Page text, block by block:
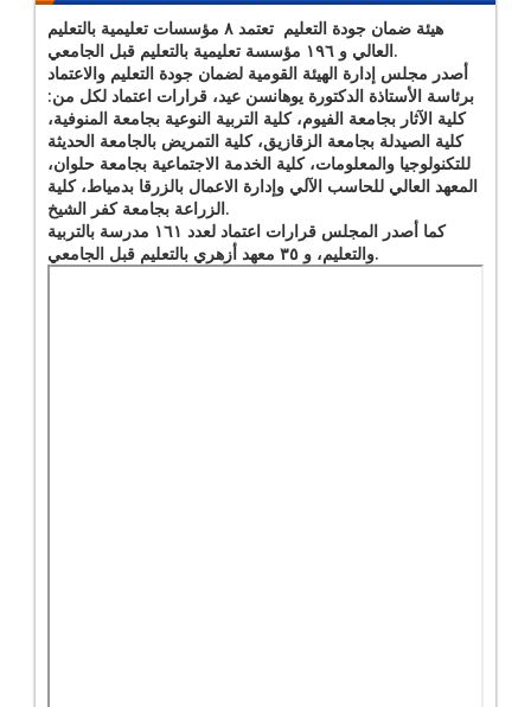
بالجامعة الحديثة
هيئة ضمان جودة التعليم تعتمد ٨ مؤسسات تعليمية بالتعليم
العالي و ١٩٦ مؤسسة تعليمية بالتعليم قبل الجامعي.
أصدر مجلس إدارة الهيئة القومية لضمان جودة التعليم والاعتماد
برئاسة الأستاذة الدكتورة يوهانسن عيد، قرارات اعتماد لكل من:
كلية الآثار بجامعة الفيوم، كلية التربية النوعية بجامعة المنوفية،
كلية الصيدلة بجامعة الزقازيق، كلية التمريض بالجامعة الحديثة
للتكنولوجيا والمعلومات، كلية الخدمة الاجتماعية بجامعة حلوان،
المعهد العالي للحاسب الآلي وإدارة الاعمال بالزرقا بدمياط، كلية
الزراعة بجامعة كفر الشيخ.
كما أصدر المجلس قرارات اعتماد لعدد ١٦١ مدرسة بالتربية
والتعليم، و ٣٥ معهد أزهري بالتعليم قبل الجامعي.